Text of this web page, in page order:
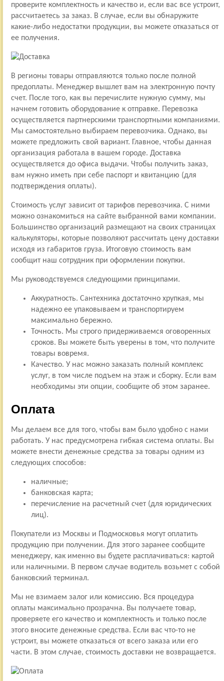
проверите комплектность и качество и, если вас все устроит,
рассчитаетесь за заказ. В случае, если вы обнаружите
какие-либо недостатки продукции, вы можете отказаться от
ее получения.
В регионы товары отправляются только после полной
предоплаты. Менеджер вышлет вам на электронную почту
счет. После того, как вы перечислите нужную сумму, мы
начнем готовить оборудование к отправке. Перевозка
осуществляется партнерскими транспортными компаниями.
Мы самостоятельно выбираем перевозчика. Однако, вы
можете предложить свой вариант. Главное, чтобы данная
организация работала в вашем городе. Доставка
осуществляется до офиса выдачи. Чтобы получить заказ,
вам нужно иметь при себе паспорт и квитанцию (для
подтверждения оплаты).
Стоимость услуг зависит от тарифов перевозчика. С ними
можно ознакомиться на сайте выбранной вами компании.
Большинство организаций размещают на своих страницах
калькуляторы, которые позволяют рассчитать цену доставки
исходя из габаритов груза. Итоговую стоимость вам
сообщит наш сотрудник при оформлении покупки.
Мы руководствуемся следующими принципами.
Аккуратность. Сантехника достаточно хрупкая, мы
надежно ее упаковываем и транспортируем
максимально бережно.
Точность. Мы строго придерживаемся оговоренных
сроков. Вы можете быть уверены в том, что получите
товары вовремя.
Качество. У нас можно заказать полный комплекс
услуг, в том числе подъем на этаж и сборку. Если вам
необходимы эти опции, сообщите об этом заранее.
Оплата
Мы делаем все для того, чтобы вам было удобно с нами
работать. У нас предусмотрена гибкая система оплаты. Вы
можете внести денежные средства за товары одним из
следующих способов:
наличные;
банковская карта;
перечисление на расчетный счет (для юридических
лиц).
Покупатели из Москвы и Подмосковья могут оплатить
продукцию при получении. Для этого заранее сообщите
менеджеру, как именно вы будете расплачиваться: картой
или наличными. В первом случае водитель возьмет с собой
банковский терминал.
Мы не взимаем залог или комиссию. Вся процедура
оплаты максимально прозрачна. Вы получаете товар,
проверяете его качество и комплектность и только после
этого вносите денежные средства. Если вас что-то не
устроит, вы можете отказаться от всего заказа или его
части. В этом случае, стоимость доставки не возвращается.